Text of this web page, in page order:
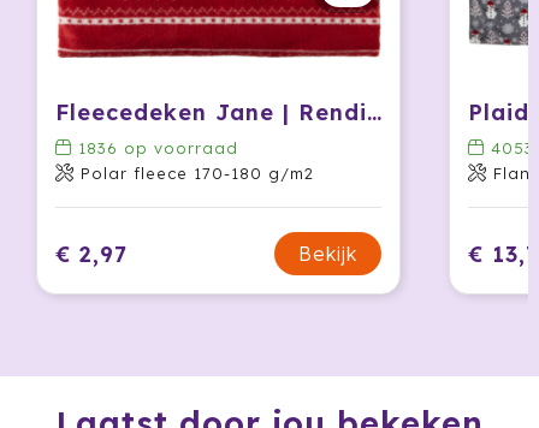
KING
Klean Kanteen
Kodak
Kooduu
Krossland
MagLite
Fleecedeken Jane | Rendierpatroon
1836 op voorraad
Polar fleece 170-180 g/m2
€ 2,97 Bekijk
Plaid
4053
€